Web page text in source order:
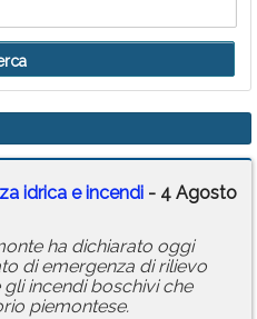
idrica e incendi - 4 Agosto
ha dichiarato oggi
di emergenza di rilievo
incendi boschivi che
piemontese.